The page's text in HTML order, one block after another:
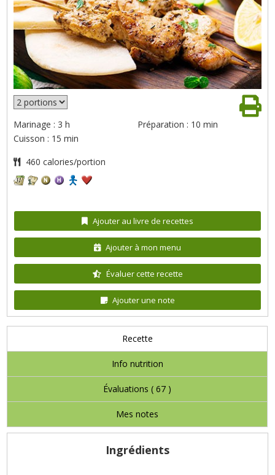
Marinage : 3 h
Préparation : 10 min
Cuisson : 15 min
460 calories/portion
Ajouter au livre de recettes
Ajouter à mon menu
Évaluer cette recette
Ajouter une note
Recette
Info nutrition
Évaluations (67 )
Mes notes
Ingrédients